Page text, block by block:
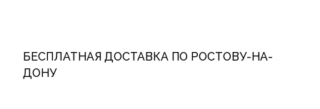
БЕСПЛАТНАЯ ДОСТАВКА ПО РОСТОВУ-НА-
ДОНУ